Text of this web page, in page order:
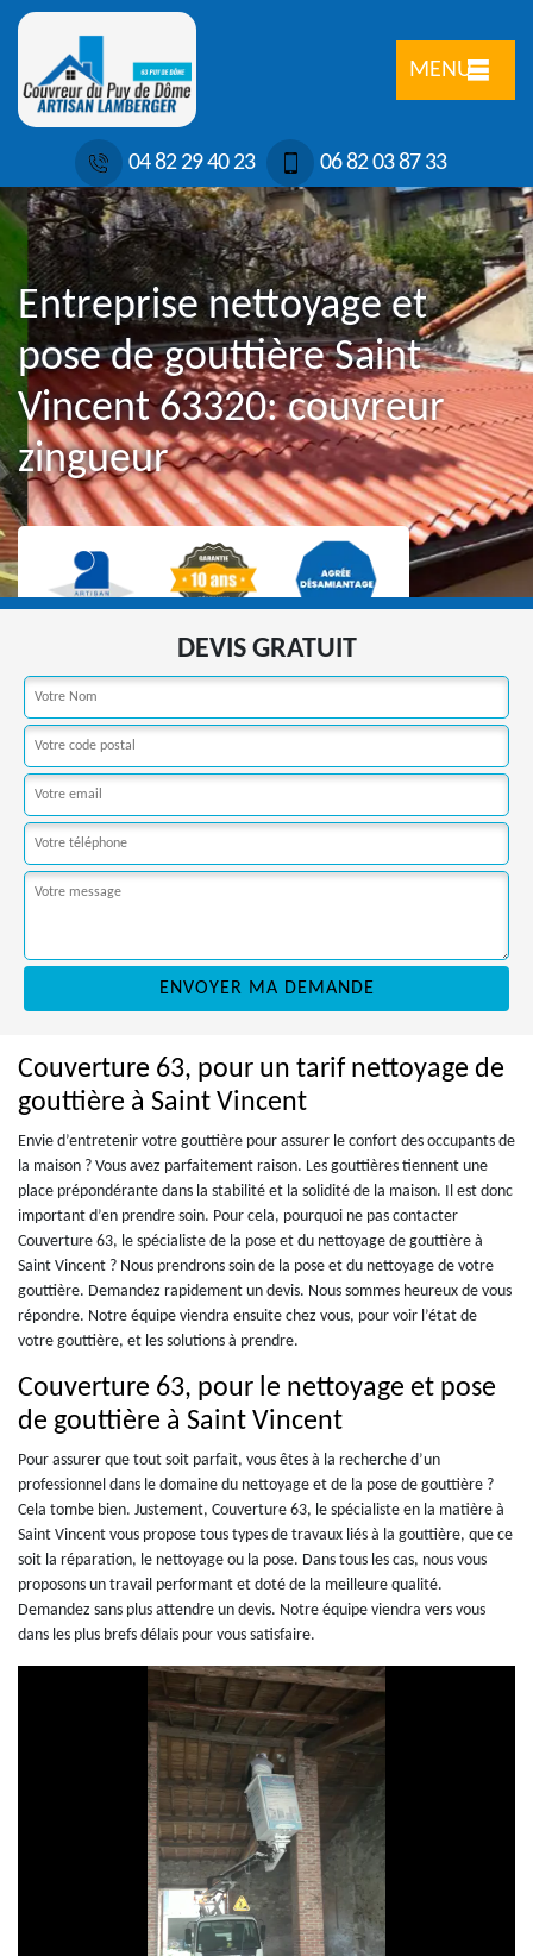
MENU
04 82 29 40 23 06 82 03 87 33
Entreprise nettoyage et
pose de gouttière Saint
Vincent 63320: couvreur
zingueur
DEVIS GRATUIT
Couverture 63, pour un tarif nettoyage de
gouttière à Saint Vincent
Envie d’entretenir votre gouttière pour assurer le confort des occupants de
la maison ? Vous avez parfaitement raison. Les gouttières tiennent une
place prépondérante dans la stabilité et la solidité de la maison. Il est donc
important d’en prendre soin. Pour cela, pourquoi ne pas contacter
Couverture 63, le spécialiste de la pose et du nettoyage de gouttière à
Saint Vincent ? Nous prendrons soin de la pose et du nettoyage de votre
gouttière. Demandez rapidement un devis. Nous sommes heureux de vous
répondre. Notre équipe viendra ensuite chez vous, pour voir l’état de
votre gouttière, et les solutions à prendre.
Couverture 63, pour le nettoyage et pose
de gouttière à Saint Vincent
Pour assurer que tout soit parfait, vous êtes à la recherche d’un
professionnel dans le domaine du nettoyage et de la pose de gouttière ?
Cela tombe bien. Justement, Couverture 63, le spécialiste en la matière à
Saint Vincent vous propose tous types de travaux liés à la gouttière, que ce
soit la réparation, le nettoyage ou la pose. Dans tous les cas, nous vous
proposons un travail performant et doté de la meilleure qualité.
Demandez sans plus attendre un devis. Notre équipe viendra vers vous
dans les plus brefs délais pour vous satisfaire.